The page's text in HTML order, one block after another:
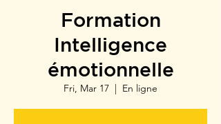
Formation
Intelligence
émotionnelle
Fri, Mar 17
  |
En ligne